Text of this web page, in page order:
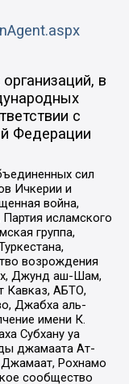
в
с
Федерации
сил
Ичкерии и
война,
исламского
группа,
возрождения
Джунд аш-Шам,
Кавказ, АБТО,
Джабха аль-
имени К.
Субхану уа
джамаата Ат-
Рохнамо
сообщество